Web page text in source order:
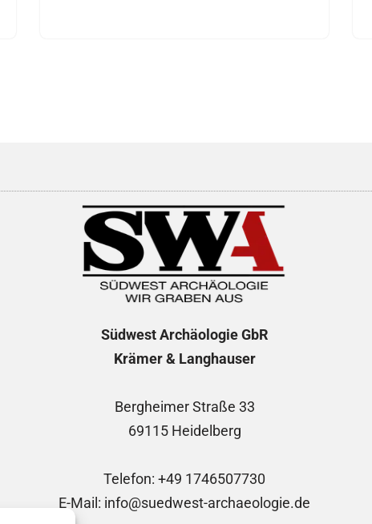
Südwest Archäologie GbR
Krämer & Langhauser
Bergheimer Straße 33
69115 Heidelberg
Telefon: +49 1746507730
E-Mail: info@suedwest-archaeologie.de